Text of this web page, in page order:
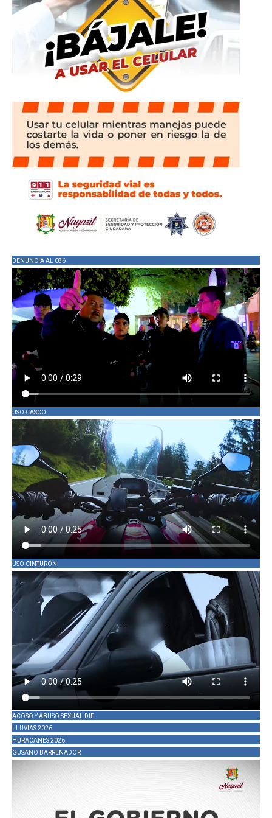
DENUNCIA AL 086
USO CASCO
USO CINTURÓN
ACOSO Y ABUSO SEXUAL DIF
LLUVIAS 2026
HURACANES 2026
GUSANO BARRENADOR